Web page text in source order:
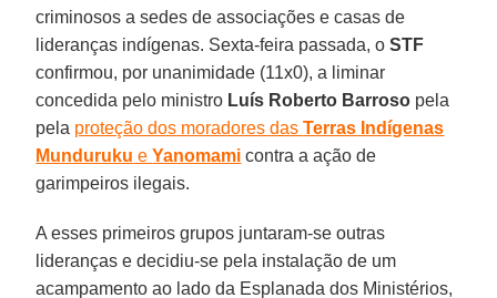
criminosos a sedes de associações e casas de
lideranças indígenas. Sexta-feira passada, oSTF
confirmou, por unanimidade (11x0), a liminar
concedida pelo ministro Luís Roberto Barroso pela
pela proteção dos moradores dasTerras Indígenas
Munduruku eYanomami contra a ação de
garimpeiros ilegais.
A esses primeiros grupos juntaram-se outras
lideranças e decidiu-se pela instalação de um
acampamento ao lado da Esplanada dos Ministérios,